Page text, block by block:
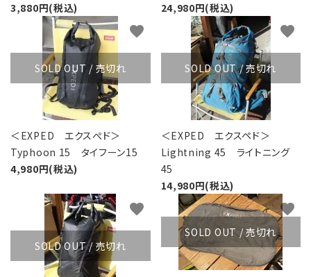
3,880円(税込)
24,980円(税込)
SOLD OUT / 売切れ
＜EXPED エクスぺド＞
Typhoon 15 タイフーン15
4,980円(税込)
favorite
SOLD OUT / 売切れ
＜EXPED エクスペド＞
Lightning 45 ライトニング
45
14,980円(税込)
favorite
SOLD OUT / 売切れ
favorite
SOLD OUT / 売切れ
favorite